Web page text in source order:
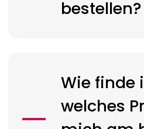
bestellen?
Wie finde
welches